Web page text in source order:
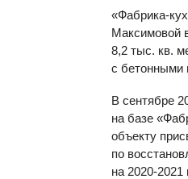
«Фабрика-
Максимовой
8,2 тыс. кв.
с бетонными
В сентябре
на базе
объекту
по
на 2020-2021